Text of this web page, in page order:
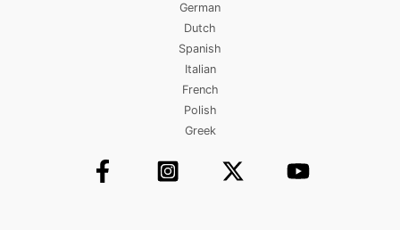
German
Dutch
Spanish
Italian
French
Polish
Greek